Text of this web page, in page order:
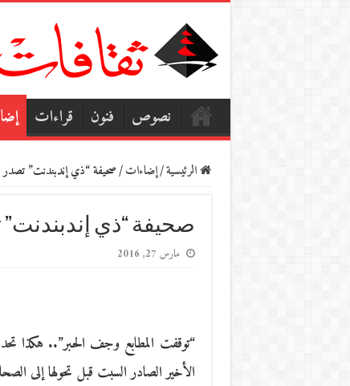
نصوص فنون قراءات
الرئيسية/إضاءات/صحيفة “ذي إندبندنت” تصدر
صحيفة “ذي إندبندنت”
مارس 27, 2016
“توقفت المطابع وجف الحبر”.. هكذا
الأخير الصادر السبت قبل تحولها إلى